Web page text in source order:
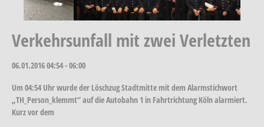
Verkehrsunfall mit zwei Verletzten
06.01.201604:54 - 06:00
Um 04:54 Uhr wurde der Löschzug Stadtmitte mit dem Alarmstichwort
„TH_Person_klemmt“ auf die Autobahn 1 in Fahrtrichtung Köln alarmiert.
Kurz vor dem